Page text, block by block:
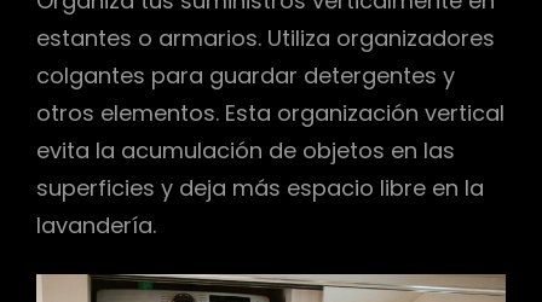
estantes o armarios. Utiliza organizadores
colgantes para guardar detergentes y
otros elementos. Esta organización vertical
evita la acumulación de objetos en las
superficies y deja más espacio libre en la
lavandería.